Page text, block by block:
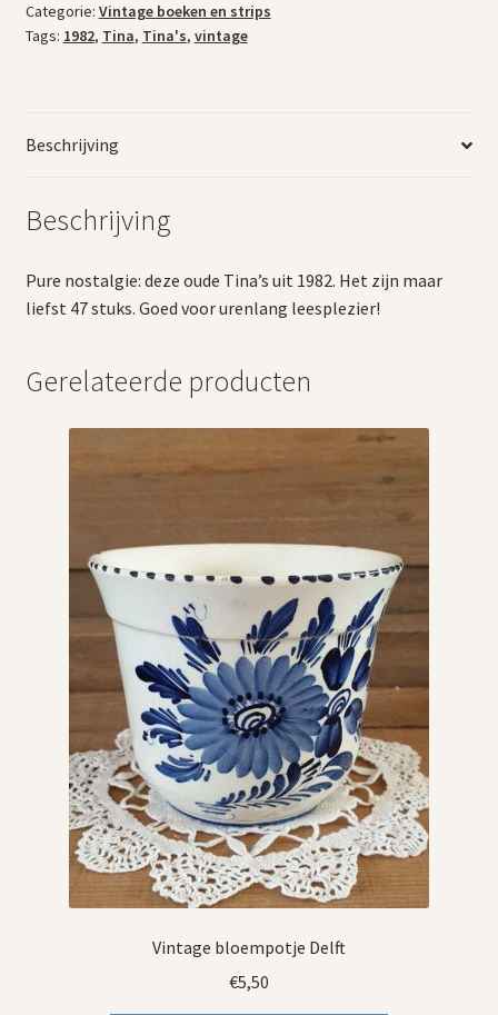
Categorie: Vintage boeken en strips
Tags: 1982, Tina, Tina's, vintage
Beschrijving
Beschrijving
Pure nostalgie: deze oude Tina’s uit 1982. Het zijn maar
liefst 47 stuks. Goed voor urenlang leesplezier!
Gerelateerde producten
Vintage bloempotje Delft
€5,50